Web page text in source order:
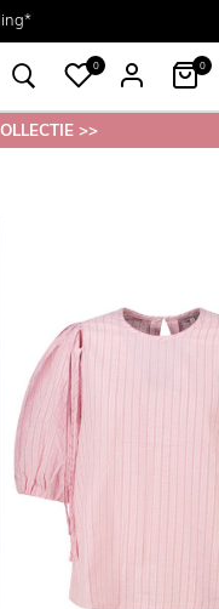
winkel
0 0
>>